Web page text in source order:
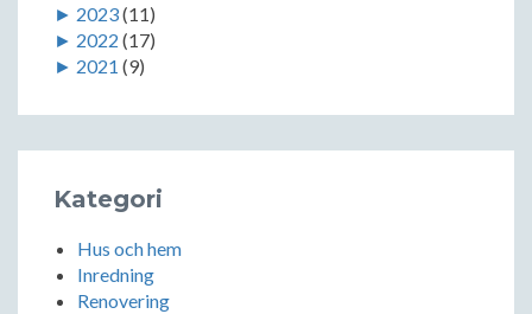
► 2023(11)
► 2022 (17)
► 2021 (9)
Kategori
Hus och hem
Inredning
Renovering